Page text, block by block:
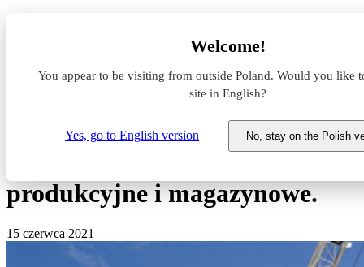
Welcome!
You appear to be visiting from outside Poland. Would you like
site in English?
Yes, go to English version No, stay on the Polish
Dwie inwestycje za ponad 150 mln zł w Suwalskiej SSE.
Dwie inwestycje za ponad 150
mln zł w Suwalskiej SSE.
produkcyjne i magazynowe.
15 czerwca 2021